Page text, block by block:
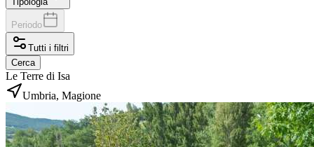
Periodo
Tutti i filtri
Cerca
Le Terre di Isa
Umbria, Magione